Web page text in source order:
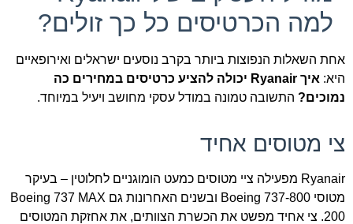
למה הכרטיסים כל כך זולים?
אחת השאלות הנפוצות ביותר בקרב נוסעים ישראלים ואירופאיים
היא:
איך Ryanair יכולה להציע כרטיסים במחירים כה
נמוכים? התשובה טמונה במודל עסקי מחושב ויעיל במיוחד.
צי מטוסים אחיד
Ryanair מפעילה ציי מטוסים כמעט הומוגניים לחלוטין – בעיקר
מטוסי Boeing 737-800 ובשנים האחרונות גם Boeing 737 MAX
200. צי אחיד מפשט את הכשרת הצוותים, את אחזקת המטוסים